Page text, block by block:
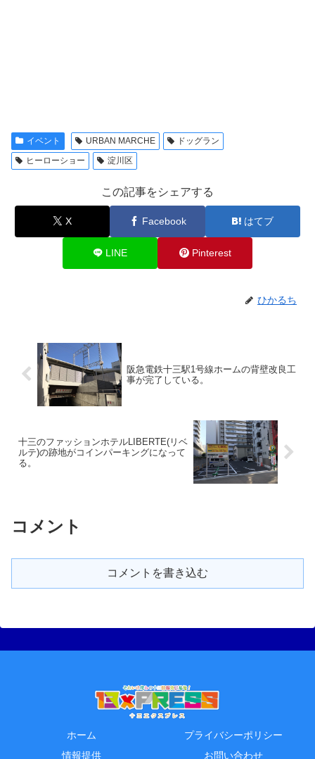
イベント URBAN MARCHE
ドッグラン
ヒーローショー
淀川区
この記事をシェアする
X Facebook はてブ
LINE Pinterest
ひかるち
阪急電鉄十三駅1号線ホームの背壁改良工
事が完了している。
十三のファッションホテルLIBERTE(リベ
ルテ)の跡地がコインパーキングになって
る。
コメント
コメントを書き込む
ホーム
プライバシーポリシー
情報提供
お問い合わせ